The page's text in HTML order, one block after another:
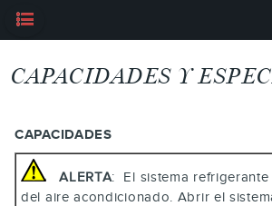
CAPACIDADES Y
CAPACIDADES
ALERTA: El sistema
del aire acondicionado. Abrir el